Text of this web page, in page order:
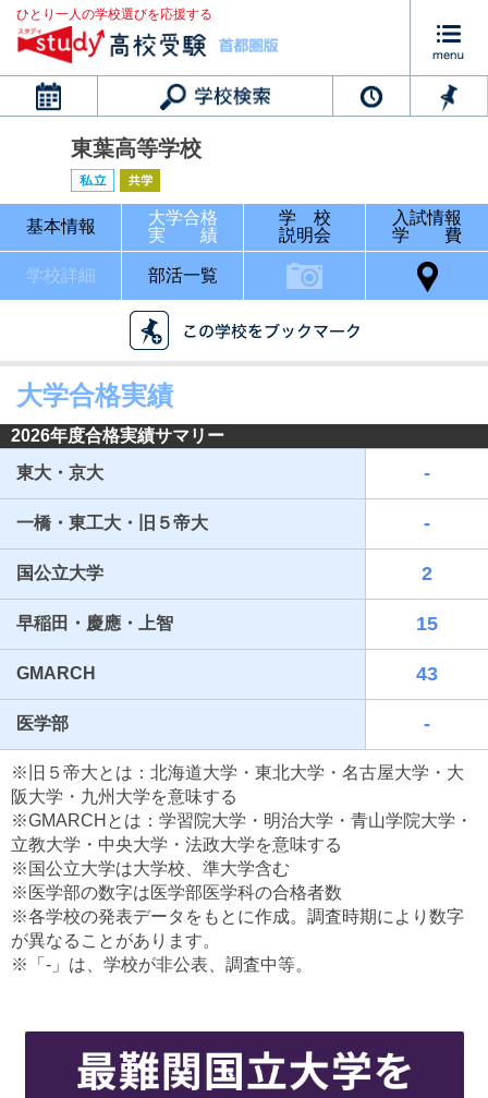
ひとり一人の学校選びを応援する
カレンダー
最近見た学校
東葉高等学校
ブックマークした学校
ブックマークした学校はありません
東葉高等学校
基本情報
大学合格
実 績
学 校
説明会
入試情報
学 費
学校詳細 部活一覧
大学合格実績
2026年度合格実績サマリー
東大・京大
-
一橋・東工大・旧５帝大 -
国公立大学 2
早稲田・慶應・上智 15
GMARCH 43
医学部 -
※旧５帝大とは：北海道大学・東北大学・名古屋大学・大
阪大学・九州大学を意味する
※GMARCHとは：学習院大学・明治大学・青山学院大学・
立教大学・中央大学・法政大学を意味する
※国公立大学は大学校、準大学含む
※医学部の数字は医学部医学科の合格者数
※各学校の発表データをもとに作成。調査時期により数字
が異なることがあります。
※「-」は、学校が非公表、調査中等。